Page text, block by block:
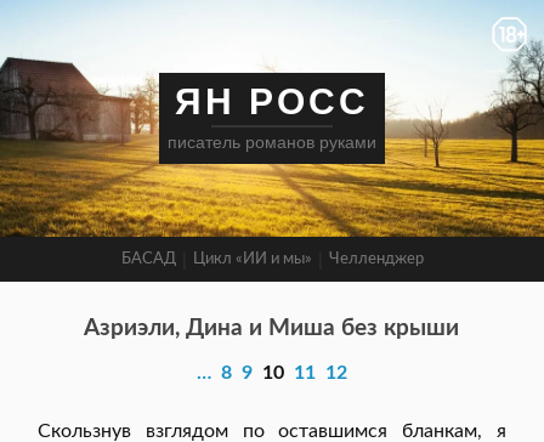
ЯН РОСС
писатель романов руками
БАСАД Цикл «ИИ и мы» Челленджер
Азриэли, Дина и Миша без крыши
… 8 910 11 12
Скользнув взглядом по оставшимся бланкам, я